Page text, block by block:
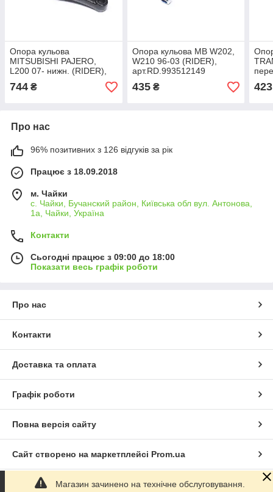
Опора кульова
MITSUBISHI PAJERO,
L200 07- нижн. (RIDER),
арт.RD.MR992299
744 ₴
Опора кульова MB W202,
W210 96-03 (RIDER),
арт.RD.993512149
435₴ 423
Про нас
96% позитивних з 126 відгуків за рік
Працює з 18.09.2018
м. Чайки
с. Чайки, Бучанский район, Київська обл вул. Антонова,
1а, Чайки, Україна
Контакти
Сьогодні працює з 09:00 до 18:00
Показати весь графік роботи
Про нас
Контакти
Доставка та оплата
Графік роботи
Повна версія сайту
Сайт створено на маркетплейсі Prom.ua
Політика конфіденційності
Магазин зачинено на технічне обслуговування.